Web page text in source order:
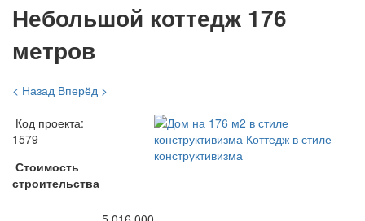
Небольшой коттедж 176
метров
< Назад Вперёд >
Код проекта:
1579
Стоимость
строительства